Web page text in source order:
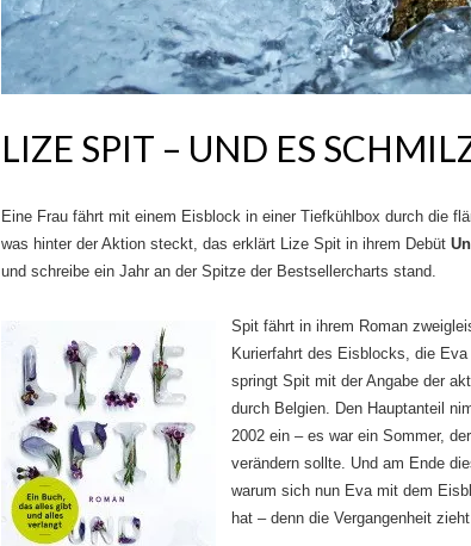
LIZE SPIT – UND ES
Eine Frau fährt mit einem Eisblock in einer Tiefkühlbox durch die
was hinter der Aktion steckt, das erklärt Lize Spit in ihrem Debüt
und schreibe ein Jahr an der Spitze der Bestsellercharts stand.
Spit fährt in ihrem Roman
Kurierfahrt des Eisblocks, die
springt Spit mit der Angabe der
durch Belgien. Den Hauptanteil
2002 ein – es war ein Sommer,
verändern sollte. Und am Ende
warum sich nun Eva mit dem
hat – denn die Vergangenheit